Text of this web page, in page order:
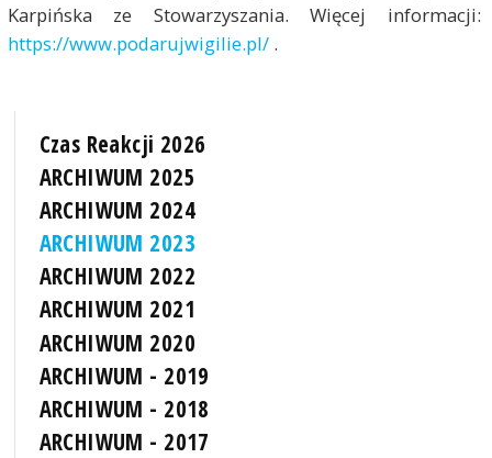
Karpińska ze Stowarzyszania. Więcej informacji:
https://www.podarujwigilie.pl/.
Czas Reakcji 2026
ARCHIWUM 2025
ARCHIWUM 2024
ARCHIWUM 2023
ARCHIWUM 2022
ARCHIWUM 2021
ARCHIWUM 2020
ARCHIWUM - 2019
ARCHIWUM - 2018
ARCHIWUM - 2017